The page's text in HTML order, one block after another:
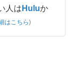
人は Huluか
はこちら)